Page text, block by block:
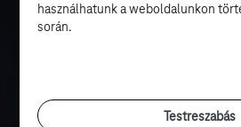
használhatunk a weboldalunkon
során.
Testreszabás